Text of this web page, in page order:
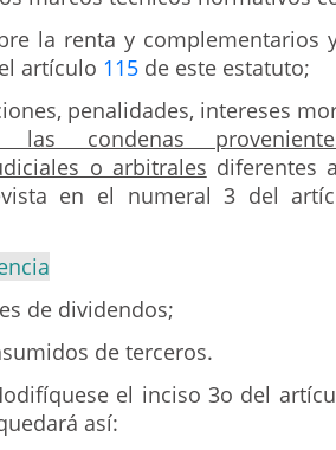
la renta y complementarios
artículo 115 de este estatuto;
penalidades, intereses
las condenas
o arbitrales diferentes
en el numeral 3 del
de dividendos;
de terceros.
el inciso 3o del
así: